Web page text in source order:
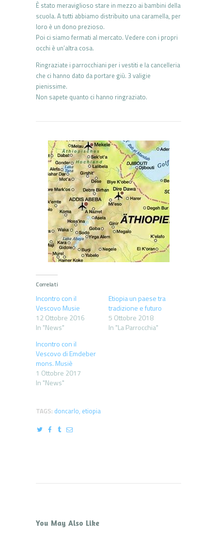
È stato meraviglioso stare in mezzo ai bambini della
scuola. A tutti abbiamo distribuito una caramella, per
loro è un dono prezioso.
Poi ci siamo fermati al mercato. Vedere con i propri
occhi è un’altra cosa.
Ringraziate i parrocchiani per i vestiti e la cancelleria
che ci hanno dato da portare giù. 3 valigie
pienissime.
Non sapete quanto ci hanno ringraziato.
Correlati
Incontro con il
Vescovo Musie
12 Ottobre 2016
In "News"
Etiopia un paese tra
tradizione e futuro
5 Ottobre 2018
In "La Parrocchia"
Incontro con il
Vescovo di Emdeber
mons. Musiè
1 Ottobre 2017
In "News"
TAGS: doncarlo, etiopia
You May Also Like